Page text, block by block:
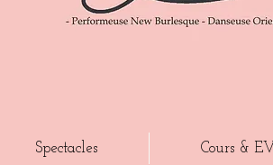
Spectacles Cours &